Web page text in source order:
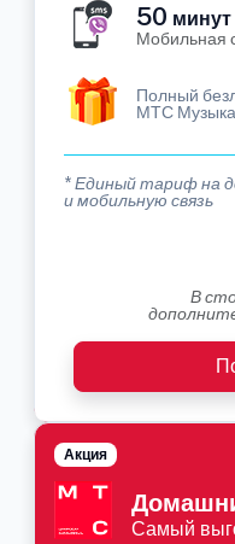
50 минут
Мобильная
Полный
МТС
* Единый тариф на
и мобильную связь
В
Самый
Акция